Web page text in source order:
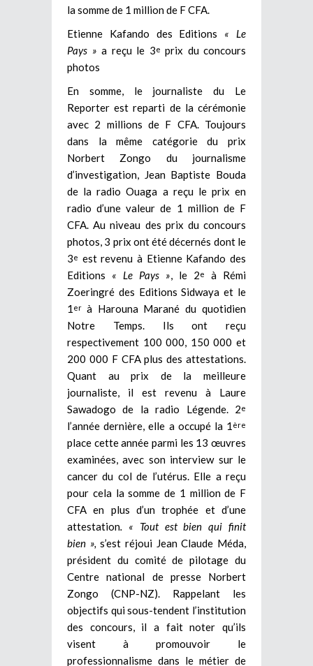
la somme de 1 million de F CFA.
Etienne Kafando des Editions « Le
Pays » a reçu le 3e prix du concours
photos
En somme, le journaliste du Le
Reporter est reparti de la cérémonie
avec 2 millions de F CFA. Toujours
dans la même catégorie du prix
Norbert Zongo du journalisme
d’investigation, Jean Baptiste Bouda
de la radio Ouaga a reçu le prix en
radio d’une valeur de 1 million de F
CFA. Au niveau des prix du concours
photos, 3 prix ont été décernés dont le
3e est revenu à Etienne Kafando des
Editions « Le Pays » , le 2e
à Rémi
Zoeringré des Editions Sidwaya et le
1 er à Harouna Marané du quotidien
Notre Temps. Ils ont reçu
respectivement 100 000, 150 000 et
200 000 F CFA plus des attestations.
Quant au prix de la meilleure
journaliste, il est revenu à Laure
Sawadogo de la radio Légende. 2e
l’année dernière, elle a occupé la 1 ère
place cette année parmi les 13 œuvres
examinées, avec son interview sur le
cancer du col de l’utérus. Elle a reçu
pour cela la somme de 1 million de F
CFA en plus d’un trophée et d’une
attestation . « Tout est bien qui finit
bien », s’est réjoui Jean Claude Méda,
président du comité de pilotage du
Centre national de presse Norbert
Zongo (CNP-NZ). Rappelant les
objectifs qui sous-tendent l’institution
des concours, il a fait noter qu’ils
visent à promouvoir le
professionnalisme dans le métier de